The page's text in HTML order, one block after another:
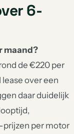
6-
maand?
de €220 per
over een
daar duidelijk
prijzen per motor